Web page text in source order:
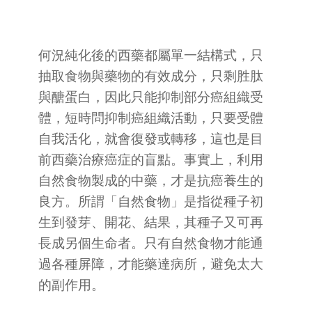
何況純化後的西藥都屬單一結構式，只
抽取食物與藥物的有效成分，只剩胜肽
與醣蛋白，因此只能抑制部分癌組織受
體，短時問抑制癌組織活動，只要受體
自我活化，就會復發或轉移，這也是目
前西藥治療癌症的盲點。事實上，利用
自然食物製成的中藥，才是抗癌養生的
良方。所謂「自然食物」是指從種子初
生到發芽、開花、結果，其種子又可再
長成另個生命者。只有自然食物才能通
過各種屏障，才能藥達病所，避免太大
的副作用。